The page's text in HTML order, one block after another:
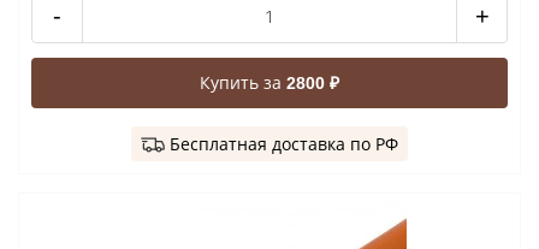
- +
Купить за 2800 ₽
Бесплатная доставка по РФ